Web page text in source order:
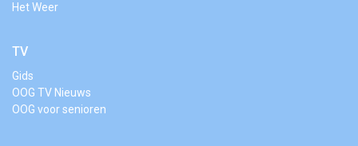
Het Weer
TV
Gids
OOG TV Nieuws
OOG voor senioren